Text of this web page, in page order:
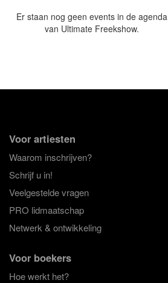
Er staan nog geen events in de agenda
van Ultimate Freekshow.
Voor artiesten
Waarom inschrijven?
Schrijf u in!
Veelgestelde vragen
PRO lidmaatschap
Netwerk & ontwikkeling
Voor boekers
Hoe werkt het?